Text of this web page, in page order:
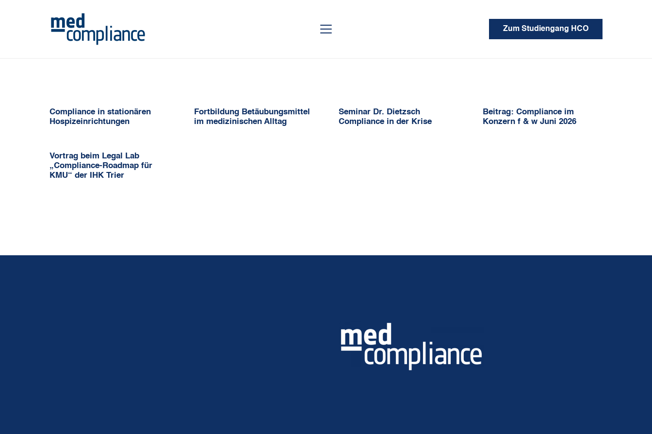
Zum Studiengang HCO
Compliance in stationären
Hospizeinrichtungen
Fortbildung Betäubungsmittel
im medizinischen Alltag
Seminar Dr. Dietzsch
Compliance in der Krise
Beitrag: Compliance im
Konzern f & w Juni 2026
Vortrag beim Legal Lab
„Compliance-Roadmap für
KMU“ der IHK Trier